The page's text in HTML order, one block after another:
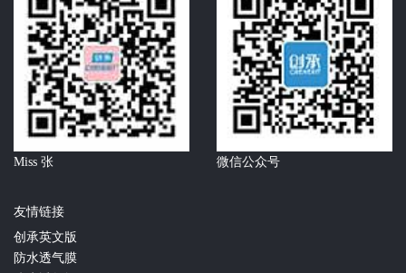
Miss 张 微信公众号
友情链接
创承英文版
防水透气膜